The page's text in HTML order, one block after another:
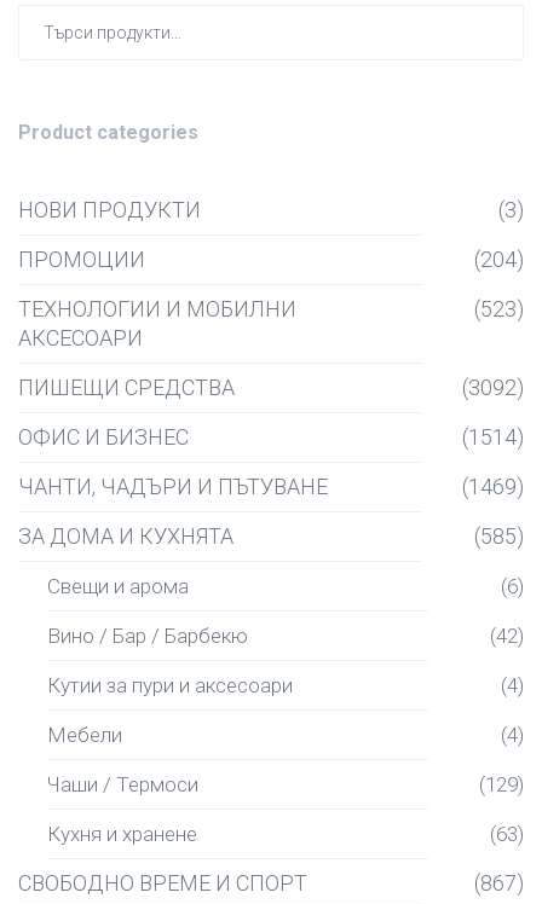
Product categories
НОВИ ПРОДУКТИ
(3)
ПРОМОЦИИ
(204)
ТЕХНОЛОГИИ И МОБИЛНИ
АКСЕСОАРИ
(523)
ПИШЕЩИ СРЕДСТВА
(3092)
ОФИС И БИЗНЕС
(1514)
ЧАНТИ, ЧАДЪРИ И ПЪТУВАНЕ
(1469)
ЗА ДОМА И КУХНЯТА
(585)
Свещи и арома (6)
Вино / Бар / Барбекю (42)
Кутии за пури и аксесоари (4)
Мебели (4)
Чаши / Термоси (129)
Кухня и хранене (63)
СВОБОДНО ВРЕМЕ И СПОРТ
(867)